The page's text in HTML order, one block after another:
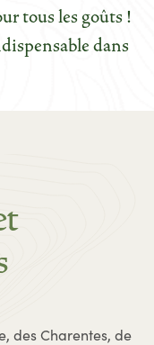
tous les goûts !
dans
des Charentes, de